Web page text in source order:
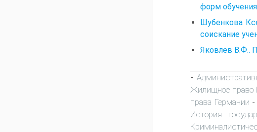
форм
Шубенкова
соискание
Яковлев В.Ф..
-
Жилищное право
права Германии -
История